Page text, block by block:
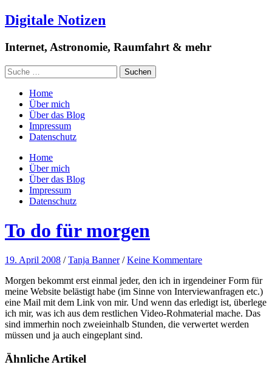
Digitale Notizen
Internet, Astronomie, Raumfahrt & mehr
Home
Über mich
Über das Blog
Impressum
Datenschutz
Home
Über mich
Über das Blog
Impressum
Datenschutz
To do für morgen
19. April 2008 /Tanja Banner /Keine Kommentare
Morgen bekommt erst einmal jeder, den ich in irgendeiner Form für
meine Website belästigt habe (im Sinne von Interviewanfragen etc.)
eine Mail mit dem Link von mir. Und wenn das erledigt ist, überlege
ich mir, was ich aus dem restlichen Video-Rohmaterial mache. Das
sind immerhin noch zweieinhalb Stunden, die verwertet werden
müssen und ja auch eingeplant sind.
Ähnliche Artikel